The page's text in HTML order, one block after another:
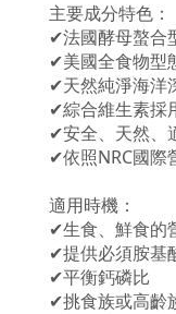
主要成分特色：
✔法國酵母螯合
✔美國全食物型
✔天然純淨海洋
✔綜合維生素採
✔安全、天然、
✔依照NRC國際
適用時機：
✔生食、鮮食的
✔提供必須胺基
✔平衡鈣磷比
✔挑食族或高齡